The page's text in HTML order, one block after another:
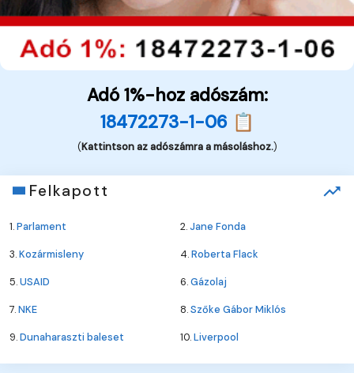
Adó 1%-hoz adószám:
18472273-1-06 📋
(Kattintson az adószámra a másoláshoz.)
Felkapott
1.Parlament 2.Jane Fonda
3.Kozármisleny 4.Roberta Flack
5.USAID 6.Gázolaj
7.NKE 8.Szőke Gábor Miklós
9.Dunaharaszti baleset 10.Liverpool